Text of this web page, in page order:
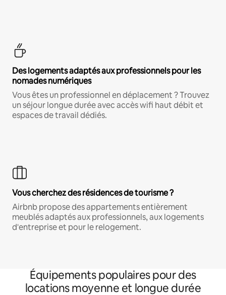
Des logements adaptés aux professionnels pour les
nomades numériques
Vous êtes un professionnel en déplacement ? Trouvez
un séjour longue durée avec accès wifi haut débit et
espaces de travail dédiés.
Vous cherchez des résidences de tourisme ?
Airbnb propose des appartements entièrement
meublés adaptés aux professionnels, aux logements
d'entreprise et pour le relogement.
Équipements populaires pour des
locations moyenne et longue durée